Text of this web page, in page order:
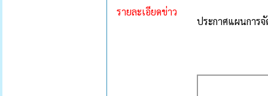
รายละเอียดข่าว
ประกาศแผนการ